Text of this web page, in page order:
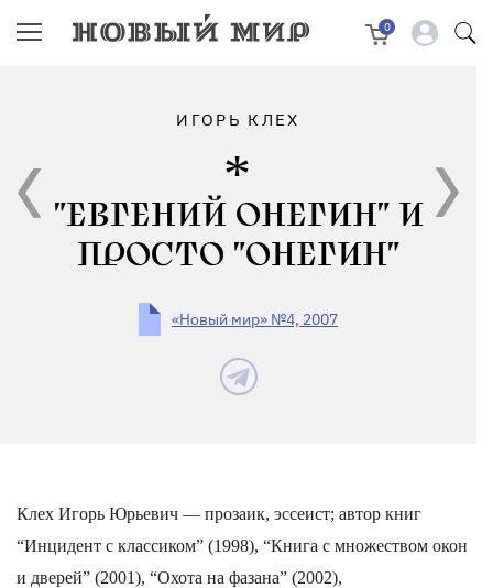
0
ИГОРЬ КЛЕХ
"ЕВГЕНИЙ ОНЕГИН" И
ПРОСТО "ОНЕГИН"
«Новый мир» №4, 2007
Клех Игорь Юрьевич — прозаик, эссеист; автор книг
“Инцидент с классиком” (1998), “Книга с множеством окон
и дверей” (2001), “Охота на фазана” (2002),